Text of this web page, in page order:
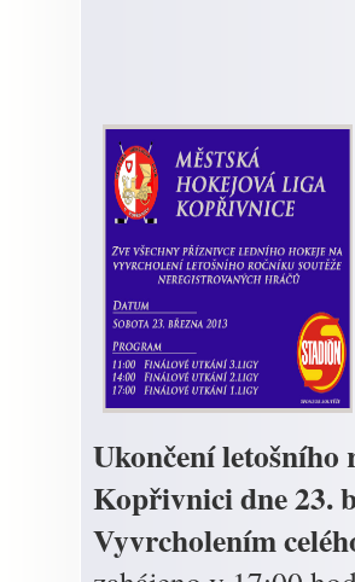
Ukončení letošního
Kopřivnici dne 23.
Vyvrcholením